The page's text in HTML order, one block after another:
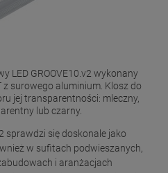
LED GROOVE10.v2 wykonany
z surowego aluminium. Klosz do
jej transparentności: mleczny,
lub czarny.
sprawdzi się doskonale jako
w sufitach podwieszanych,
i aranżacjach